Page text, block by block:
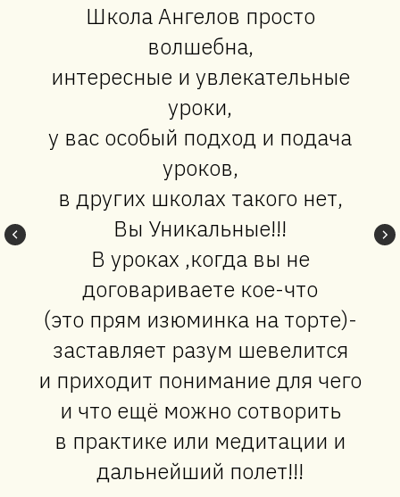
Школа Ангелов просто
волшебна,
интересные и увлекательные
уроки,
у вас особый подход и подача
уроков,
в других школах такого нет,
Вы Уникальные!!!
В уроках ,когда вы не
договариваете кое-что
(это прям изюминка на торте)-
заставляет разум шевелится
и приходит понимание для чего
и что ещё можно сотворить
в практике или медитации и
дальнейший полет!!!